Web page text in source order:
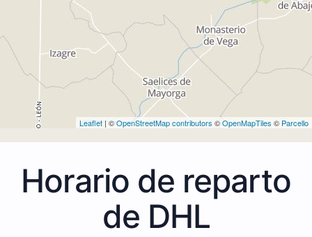
Leaflet | ©OpenStreetMap contributors ©OpenMapTiles © Parcello
Horario de reparto
de DHL